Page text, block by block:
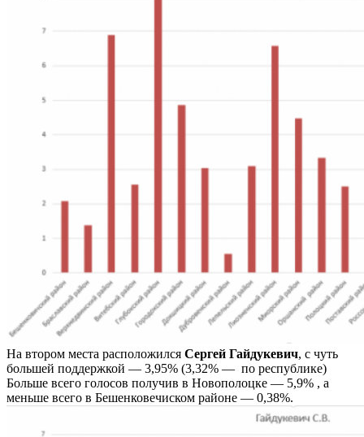
На втором места расположился Сергей Гайдукевич, с чуть
большей поддержкой — 3,95% (3,32% — по республике)
Больше всего голосов получив в Новополоцке — 5,9% , а
меньше всего в Бешенковечиском районе — 0,38%.